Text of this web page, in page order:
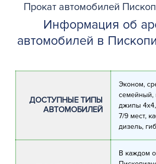
Прокат автомобилей
Информация об
автомобилей в
ДОСТУПНЫЕ ТИПЫ
АВТОМОБИЛЕЙ
Эконом,
семейный,
джипы
7/9 мест,
дизель,
В каждом